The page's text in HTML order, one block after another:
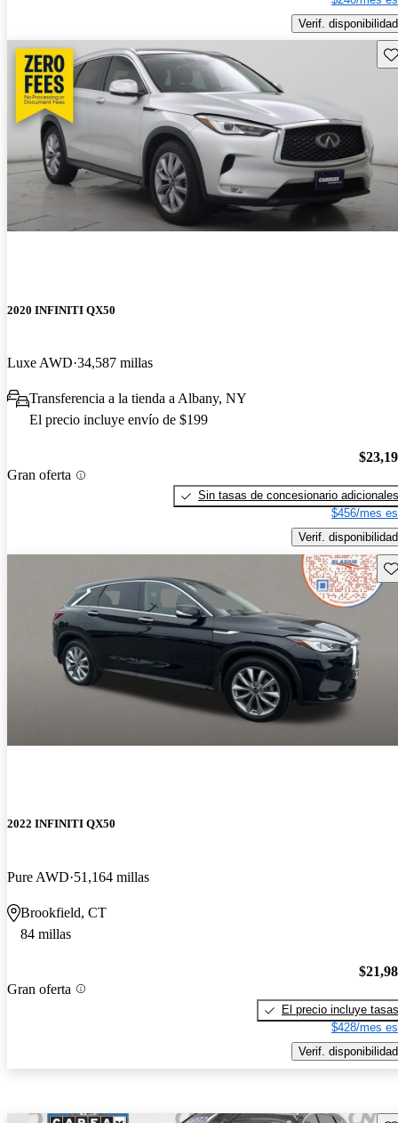
Verif. disponibilidad
2020 INFINITI QX50
Luxe AWD 34,587 millas
Transferencia a la tienda a Albany, NY
El precio incluye envío de $199
Gran oferta
Sin tasas de concesionario adicionales
$456/mes
Verif. disponibilidad
2022 INFINITI QX50
Pure AWD 51,164 millas
Brookfield, CT
84 millas
Gran oferta
El precio incluye tasas
$428/mes
Verif. disponibilidad